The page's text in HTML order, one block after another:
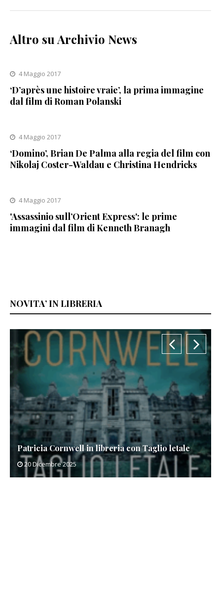
Altro su Archivio News
4 Maggio 2017
‘D’après une histoire vraie’, la prima immagine
dal film di Roman Polanski
4 Maggio 2017
‘Domino’, Brian De Palma alla regia del film con
Nikolaj Coster-Waldau e Christina Hendricks
4 Maggio 2017
'Assassinio sull’Orient Express': le prime
immagini dal film di Kenneth Branagh
NOVITA’ IN LIBRERIA
Patricia Cornwell in libreria con Taglio letale
20 Dicembre 2025